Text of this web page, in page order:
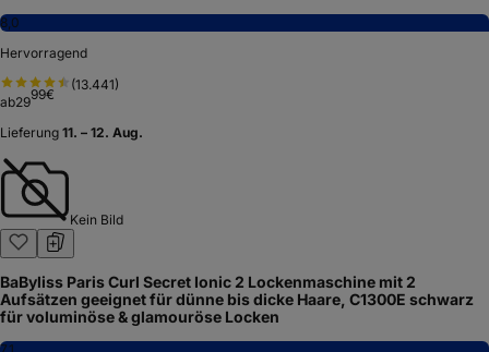
8,0
Hervorragend
(13.441)
ab2999€
Lieferung 11. – 12. Aug.
Kein Bild
BaByliss Paris Curl Secret Ionic 2 Lockenmaschine mit 2
Aufsätzen geeignet für dünne bis dicke Haare, C1300E schwarz
für voluminöse & glamouröse Locken